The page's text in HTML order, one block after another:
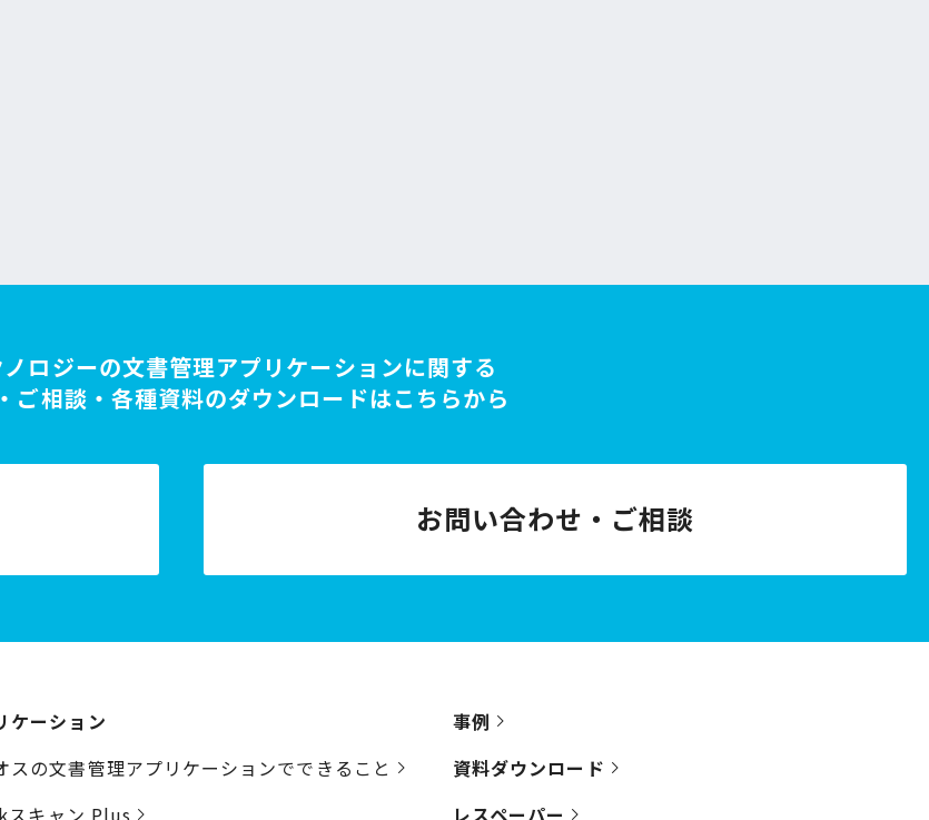
ロジーの文書管理アプリケーションに関する
ご相談・各種資料のダウンロードはこちらから
お問い合わせ・ご相談
ケーション
スの文書管理アプリケーションでできること
キャン Plus
事例
資料ダウンロード
レスペーパー